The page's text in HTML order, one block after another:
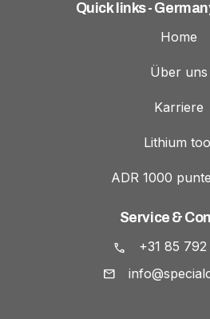
Quick links -
Home
Über uns
Karriere
Lithium
ADR 1000
Service &
+31 85